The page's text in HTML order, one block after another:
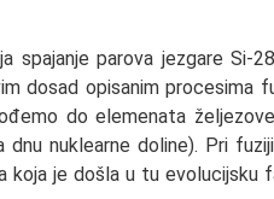
spajanje parova jezgare
dosad opisanim procesima
do elemenata
nuklearne doline). Pri
koja je došla u tu evolucijsku